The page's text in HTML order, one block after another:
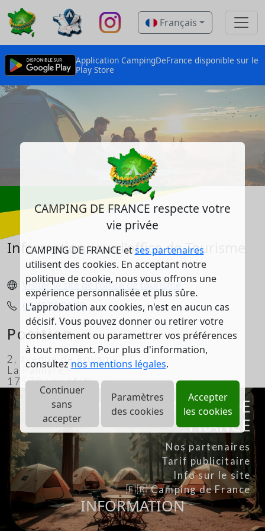
Français
Application CampingDeFrance disponible sur le
Play Store
CAMPING DE FRANCE respecte votre
vie privée
CAMPING DE FRANCE etses partenaires
utilisent des cookies. En acceptant notre
politique de cookie, nous vous offrons une
expérience personnalisée et plus sûre.
L'approbation aux cookies, n'est en aucun cas
décisif. Vous pouvez donner ou retirer votre
consentement ou paramettrer vos préférences
à tout moment. Pour plus d'information,
consultez nos mentions légales.
Continuer
sans
accepter
Paramètres
des cookies
Accepter
les cookies
Informations sur l'office de Tourisme
Visiter le site de l'office de tourisme
05.46.08.21.00
Position
2, avenue de Royan -
La Palmyre -
17570 Les Mathes
A PROPOS DE CAMPING DE
FRANCE
Nos partenaires
Tarif publicitaire
Info sur le site
🇫🇷 Camping de France
INFORMATION